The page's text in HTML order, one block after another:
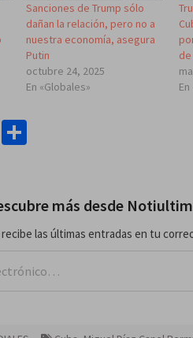
Sanciones de Trump sólo
dañan la relación, pero no a
nuestra economía, asegura
Putin
octubre 24, 2025
En «Globales»
de
WhatsApp
más desde
las últimas entradas en tu